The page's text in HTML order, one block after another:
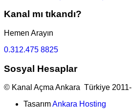
Kanal mı tıkandı?
Hemen Arayın
0.312.475 8825
Sosyal Hesaplar
© Kanal Açma Ankara Türkiye
TasarımAnkara Hosting